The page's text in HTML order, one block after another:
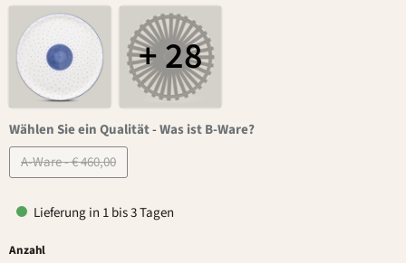
+ 28
Wählen Sie ein Qualität-Was ist B-Ware?
A-Ware - € 460,00
Lieferung in 1 bis 3 Tagen
Anzahl